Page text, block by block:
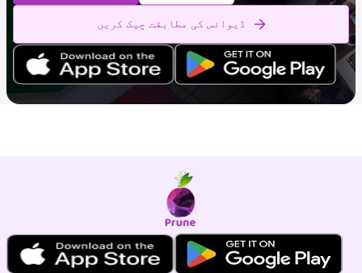
ڈیوائس کی مطابقت چیک کریں